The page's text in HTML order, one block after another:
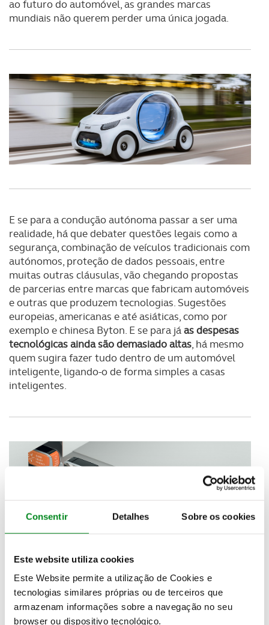
Consentir Detalhes Sobre os cookies
Este website utiliza cookies
Este Website permite a utilização de Cookies e
tecnologias similares próprias ou de terceiros que
armazenam informações sobre a navegação no seu
browser ou dispositivo tecnológico.
ao futuro do automóvel, as grandes marcas
mundiais não querem perder uma única jogada.
E se para a condução autónoma passar a ser uma
realidade, há que debater questões legais como a
segurança, combinação de veículos tradicionais com
autónomos, proteção de dados pessoais, entre
muitas outras cláusulas, vão chegando propostas
de parcerias entre marcas que fabricam automóveis
e outras que produzem tecnologias. Sugestões
europeias, americanas e até asiáticas, como por
exemplo e chinesa Byton. E se para jáas despesas
tecnológicas ainda são demasiado altas, há mesmo
quem sugira fazer tudo dentro de um automóvel
inteligente, ligando-o de forma simples a casas
inteligentes.
ABMW aposta nas tecnologias virtuaise em
parceria com a Playstation faz ensaios de realidade